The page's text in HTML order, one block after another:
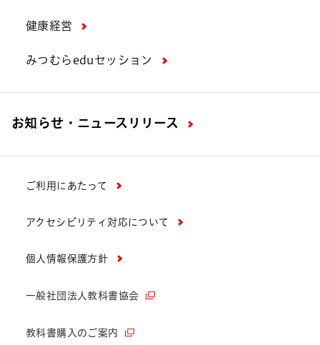
健康経営
みつむらeduセッション
お知らせ・ニュースリリース
ご利用にあたって
アクセシビリティ対応について
個人情報保護方針
一般社団法人教科書協会
教科書購入のご案内